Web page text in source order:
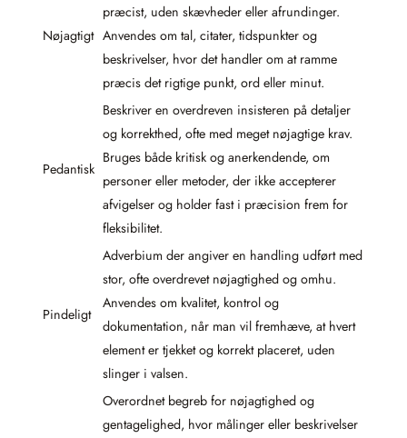
Nøjagtigt
præcist, uden skævheder eller afrundinger.
Anvendes om tal, citater, tidspunkter og
beskrivelser, hvor det handler om at ramme
præcis det rigtige punkt, ord eller minut.
Pedantisk
Beskriver en overdreven insisteren på detaljer
og korrekthed, ofte med meget nøjagtige krav.
Bruges både kritisk og anerkendende, om
personer eller metoder, der ikke accepterer
afvigelser og holder fast i præcision frem for
fleksibilitet.
Pindeligt
Adverbium der angiver en handling udført med
stor, ofte overdrevet nøjagtighed og omhu.
Anvendes om kvalitet, kontrol og
dokumentation, når man vil fremhæve, at hvert
element er tjekket og korrekt placeret, uden
slinger i valsen.
Overordnet begreb for nøjagtighed og
gentagelighed, hvor målinger eller beskrivelser